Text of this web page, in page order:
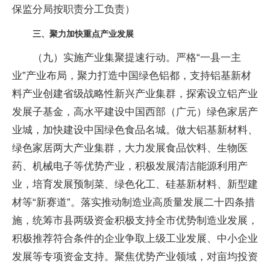
保监分局按职责分工负责）
三、聚力加快重点产业发展
（九）实施产业集聚提速行动。严格“一县一主
业”产业布局，聚力打造中国绿色铝都，支持铝基新材
料产业创建省级战略性新兴产业集群，探索设立铝产业
发展子基金，高水平建设中国西部（广元）绿色家居产
业城，加快建设中国绿色食品名城。做大铝基新材料、
绿色家居两大产业集群，大力发展食品饮料、生物医
药、机械电子等优势产业，积极发展清洁能源利用产
业，培育发展预制菜、绿色化工、硅基新材料、新型建
材等“新赛道”。落实推动制造业高质量发展二十四条措
施，统筹市县两级资金积极支持全市优势制造业发展，
积极推荐符合条件的企业争取上级工业发展、中小企业
发展等专项资金支持。聚焦优势产业领域，对亩均投资